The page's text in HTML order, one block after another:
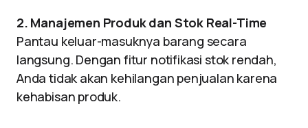
2. Manajemen Produk dan Stok Real-Time
Pantau keluar-masuknya barang secara
langsung. Dengan fitur notifikasi stok rendah,
Anda tidak akan kehilangan penjualan karena
kehabisan produk.